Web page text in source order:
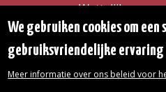
Wettelijke
Toegang tot het
De gemeente
We gebruiken cookies om een
gebruiksvriendelijke ervaring
Meer informatie over ons beleid voor